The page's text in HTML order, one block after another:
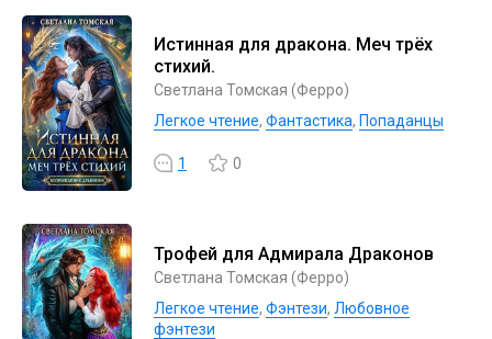
Истинная для дракона. Меч трёх
стихий.
Светлана Томская (Ферро)
Легкое чтение, Фантастика, Попаданцы
1 0
Трофей для Адмирала Драконов
Светлана Томская (Ферро)
Легкое чтение, Фэнтези, Любовное
фэнтези